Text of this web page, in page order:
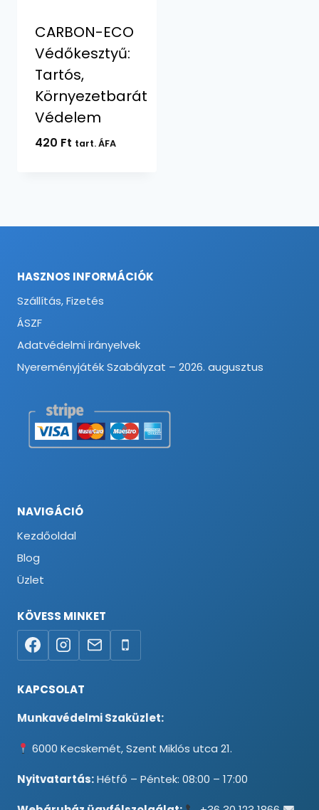
CARBON-ECO
Védőkesztyű:
Tartós,
Környezetbarát
Védelem
420 Ft tart. ÁFA
HASZNOS INFORMÁCIÓK
Szállítás, Fizetés
ÁSZF
Adatvédelmi irányelvek
Nyereményjáték Szabályzat – 2026. augusztus
NAVIGÁCIÓ
Kezdőoldal
Blog
Üzlet
KÖVESS MINKET
KAPCSOLAT
Munkavédelmi Szaküzlet:
6000 Kecskemét, Szent Miklós utca 21.
Nyitvatartás:Hétfő – Péntek: 08:00 – 17:00